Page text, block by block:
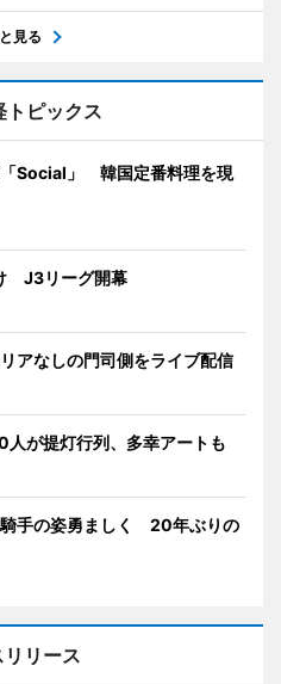
見る
トピックス
Social」 韓国定番料理を現
J3リーグ開幕
アなしの門司側をライブ配信
が提灯行列、多幸アートも
騎手の姿勇ましく 20年ぶりの
リース